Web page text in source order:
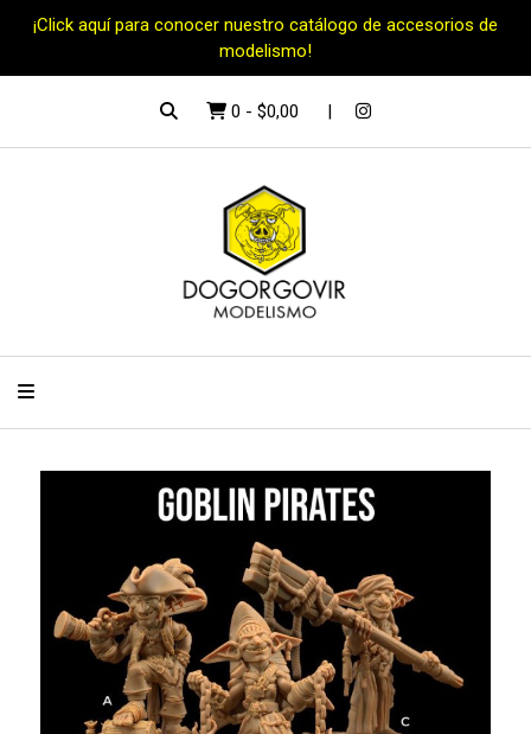
¡Click aquí para conocer nuestro catálogo de accesorios de
modelismo!
0 - $0,00